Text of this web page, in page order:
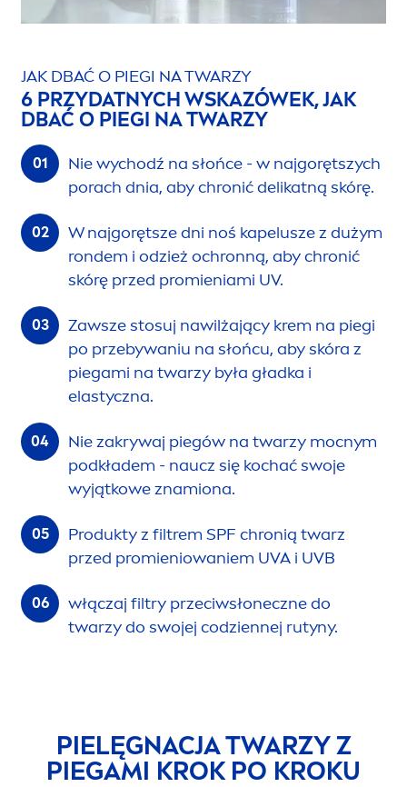
JAK DBAĆ O PIEGI NA TWARZY
6 PRZYDATNYCH WSKAZÓWEK, JAK
DBAĆ O PIEGI NA TWARZY
Nie wychodź na słońce - w najgorętszych
porach dnia, aby chronić delikatną skórę.
W najgorętsze dni noś kapelusze z dużym
rondem i odzież ochronną, aby chronić
skórę przed promieniami UV.
Zawsze stosuj nawilżający krem na piegi
po przebywaniu na słońcu, aby skóra z
piegami na twarzy była gładka i
elastyczna.
Nie zakrywaj piegów na twarzy mocnym
podkładem - naucz się kochać swoje
wyjątkowe znamiona.
Produkty z filtrem SPF chronią twarz
przed promieniowaniem UVA i UVB
włączaj filtry przeciwsłoneczne do
twarzy do swojej codziennej rutyny.
PIELĘGNACJA TWARZY Z
PIEGAMI KROK PO KROKU